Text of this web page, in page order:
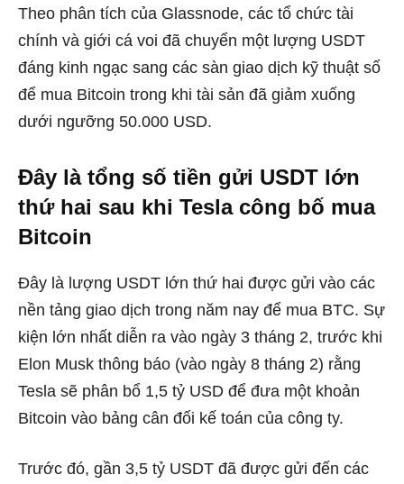
Theo phân tích của Glassnode, các tổ chức tài
chính và giới cá voi đã chuyển một lượng USDT
đáng kinh ngạc sang các sàn giao dịch kỹ thuật số
để mua Bitcoin trong khi tài sản đã giảm xuống
dưới ngưỡng 50.000 USD.
Đây là tổng số tiền gửi USDT lớn
thứ hai sau khi Tesla công bố mua
Bitcoin
Đây là lượng USDT lớn thứ hai được gửi vào các
nền tảng giao dịch trong năm nay để mua BTC. Sự
kiện lớn nhất diễn ra vào ngày 3 tháng 2, trước khi
Elon Musk thông báo (vào ngày 8 tháng 2) rằng
Tesla sẽ phân bổ 1,5 tỷ USD để đưa một khoản
Bitcoin vào bảng cân đối kế toán của công ty.
Trước đó, gần 3,5 tỷ USDT đã được gửi đến các